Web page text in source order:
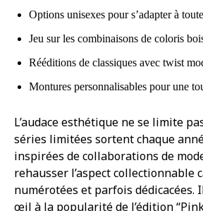
Options unisexes pour s’adapter à
Jeu sur les combinaisons de coloris
Rééditions de classiques avec twist
Montures personnalisables pour une
L’audace esthétique ne se limite
séries limitées sortent chaque
inspirées de collaborations de
rehausser l’aspect collectionnable
numérotées et parfois dédicacées.
œil à la popularité de l’édition